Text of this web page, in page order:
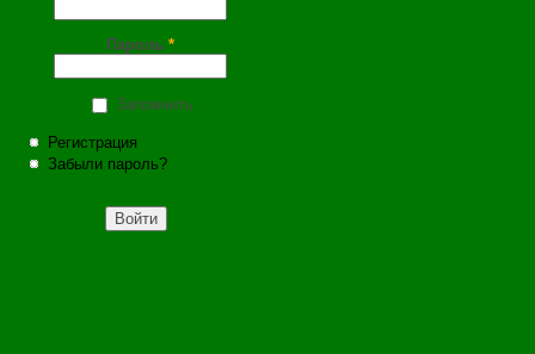
Пароль *
Запомнить
Регистрация
Забыли пароль?